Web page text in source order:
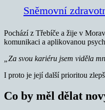
Sněmovní
Pochází z Třebíče a žije v
komunikaci a aplikovanou
„Za svou kariéru jsem viděla
I proto je její další prioritou
Co by měl dělat